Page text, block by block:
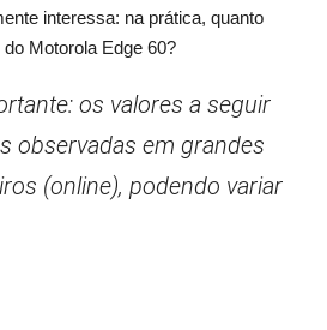
interessa: na prática, quanto
Motorola Edge 60?
os valores a seguir
observadas em grandes
(online), podendo variar